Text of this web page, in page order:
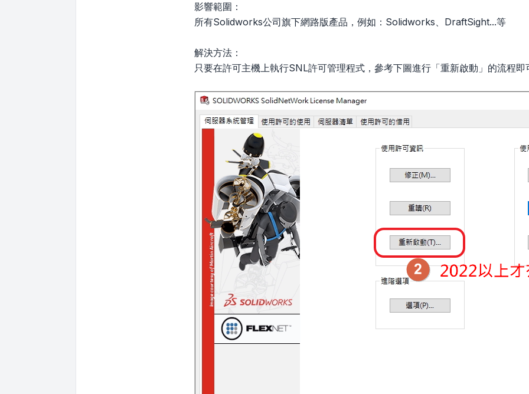
影響範圍：
所有Solidworks公司旗下網路版產品，例如：Solidworks、DraftSight...等
解決方法：
只要在許可主機上執行SNL許可管理程式，參考下圖進行「重新啟動」的流程即